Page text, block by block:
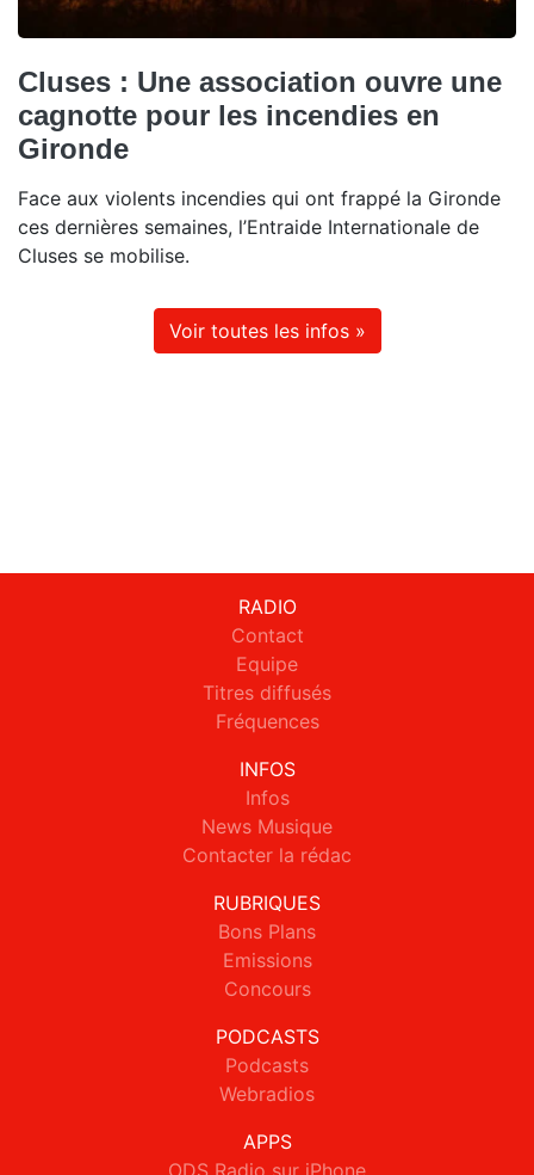
Cluses : Une association ouvre une
cagnotte pour les incendies en
Gironde
Face aux violents incendies qui ont frappé la Gironde
ces dernières semaines, l’Entraide Internationale de
Cluses se mobilise.
Voir toutes les infos »
RADIO
Contact
Equipe
Titres diffusés
Fréquences
INFOS
Infos
News Musique
Contacter la rédac
RUBRIQUES
Bons Plans
Emissions
Concours
PODCASTS
Podcasts
Webradios
APPS